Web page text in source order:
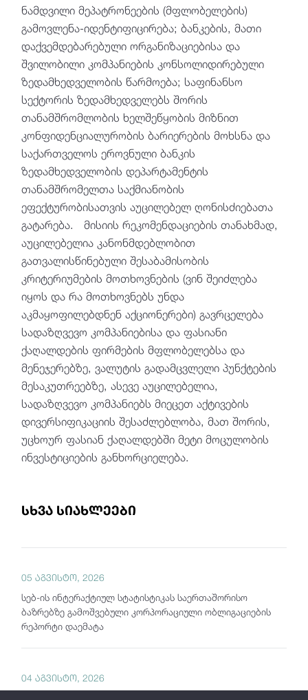
ნამდვილი მეპატრონეების (მფლობელების)
გამოვლენა-იდენტიფიცირება; ბანკების, მათი
დაქვემდებარებული ორგანიზაციებისა და
შვილობილი კომპანიების კონსოლიდირებული
ზედამხედველობის წარმოება; საფინანსო
სექტორის ზედამხედველებს შორის
თანამშრომლობის ხელშეწყობის მიზნით
კონფიდენციალურობის ბარიერების მოხსნა და
საქართველოს ეროვნული ბანკის
ზედამხედველობის დეპარტამენტის
თანამშრომელთა საქმიანობის
ეფექტურობისათვის აუცილებელ ღონისძიებათა
გატარება. მისიის რეკომენდაციების თანახმად,
აუცილებელია კანონმდებლობით
გათვალისწინებული შესაბამისობის
კრიტერიუმების მოთხოვნების (ვინ შეიძლება
იყოს და რა მოთხოვნებს უნდა
აკმაყოფილებდნენ აქციონერები) გავრცელება
სადაზღვევო კომპანიებისა და ფასიანი
ქაღალდების ფირმების მფლობელებსა და
მენეჯერებზე, ვალუტის გადამცვლელი პუნქტების
მესაკუთრეებზე, ასევე აუცილებელია,
სადაზღვევო კომპანიებს მიეცეთ აქტივების
დივერსიფიკაციის შესაძლებლობა, მათ შორის,
უცხოურ ფასიან ქაღალდებში მეტი მოცულობის
ინვესტიციების განხორციელება.
სხვა სიახლეები
05 აგვისტო, 2026
სებ-ის ინტერაქტიულ სტატისტიკას საერთაშორისო
ბაზრებზე გამოშვებული კორპორაციული ობლიგაციების
რეპორტი დაემატა
04 აგვისტო, 2026